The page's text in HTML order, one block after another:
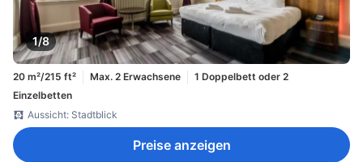
1/8
20 m²/215 ft² Max. 2 Erwachsene
1 Doppelbett oder 2
Einzelbetten
Aussicht: Stadtblick
Preise anzeigen